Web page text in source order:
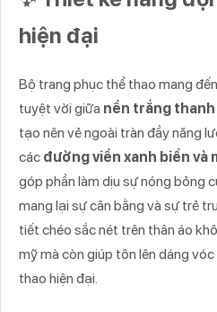
hiện đại
Bộ trang phục thể thao mang
tuyệt vời giữa nền trắng
tạo nên vẻ ngoài tràn đầy năng
các đường viền xanh biển và
góp phần làm dịu sự nóng bỏng
mang lại sự cân bằng và sự trẻ
tiết chéo sắc nét trên thân áo
mỹ mà còn giúp tôn lên dáng
thao hiện đại.